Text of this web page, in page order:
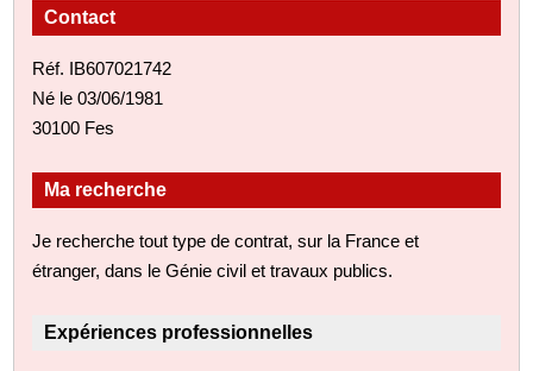
Contact
Réf. IB607021742
Né le 03/06/1981
30100 Fes
Ma recherche
Je recherche tout type de contrat, sur la France et
étranger, dans le Génie civil et travaux publics.
Expériences professionnelles